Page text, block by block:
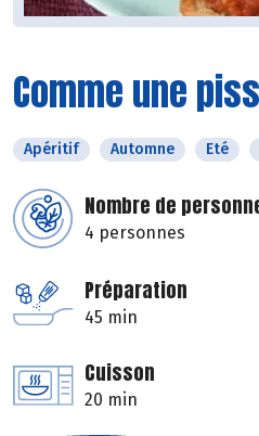
Comme une
Apéritif Automne Eté
Nombre de
4 personnes
Préparation
45 min
Cuisson
20 min